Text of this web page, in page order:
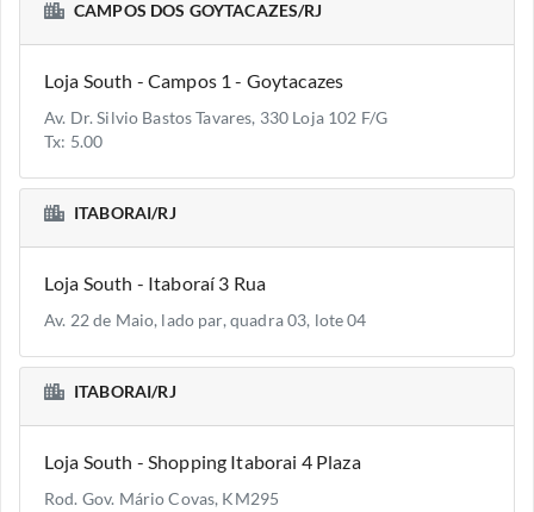
CAMPOS DOS GOYTACAZES/RJ
Loja South - Campos 1 - Goytacazes
Av. Dr. Silvio Bastos Tavares, 330 Loja 102 F/G
Tx: 5.00
ITABORAI/RJ
Loja South - Itaboraí 3 Rua
Av. 22 de Maio, lado par, quadra 03, lote 04
ITABORAI/RJ
Loja South - Shopping Itaborai 4 Plaza
Rod. Gov. Mário Covas, KM295